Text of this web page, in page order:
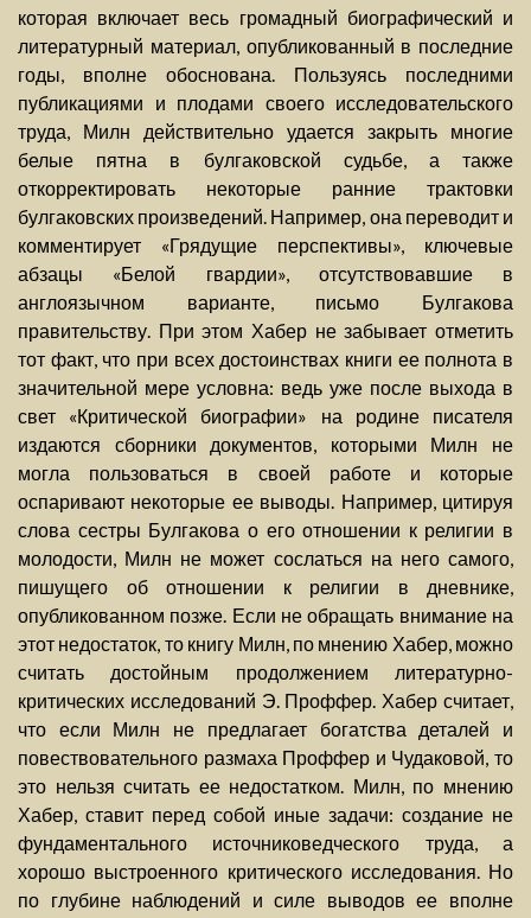
которая включает весь громадный биографический и
литературный материал, опубликованный в последние
годы, вполне обоснована. Пользуясь последними
публикациями и плодами своего исследовательского
труда, Милн действительно удается закрыть многие
белые пятна в булгаковской судьбе, а также
откорректировать некоторые ранние трактовки
булгаковских произведений. Например, она переводит и
комментирует «Грядущие перспективы», ключевые
абзацы «Белой гвардии», отсутствовавшие в
англоязычном варианте, письмо Булгакова
правительству. При этом Хабер не забывает отметить
тот факт, что при всех достоинствах книги ее полнота в
значительной мере условна: ведь уже после выхода в
свет «Критической биографии» на родине писателя
издаются сборники документов, которыми Милн не
могла пользоваться в своей работе и которые
оспаривают некоторые ее выводы. Например, цитируя
слова сестры Булгакова о его отношении к религии в
молодости, Милн не может сослаться на него самого,
пишущего об отношении к религии в дневнике,
опубликованном позже. Если не обращать внимание на
этот недостаток, то книгу Милн, по мнению Хабер, можно
считать достойным продолжением литературно-
критических исследований Э. Проффер. Хабер считает,
что если Милн не предлагает богатства деталей и
повествовательного размаха Проффер и Чудаковой, то
это нельзя считать ее недостатком. Милн, по мнению
Хабер, ставит перед собой иные задачи: создание не
фундаментального источниковедческого труда, а
хорошо выстроенного критического исследования. Но
по глубине наблюдений и силе выводов ее вполне